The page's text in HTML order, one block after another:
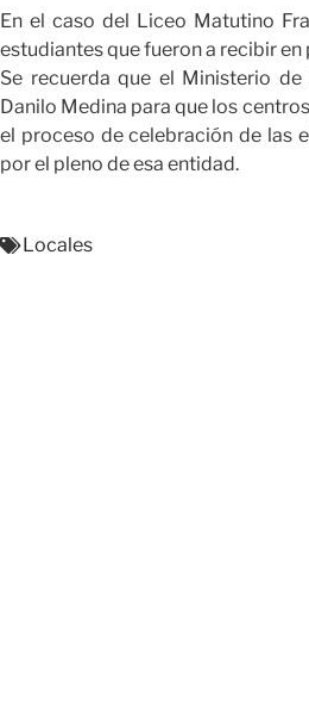
En el caso del Liceo Matutino
estudiantes que fueron a recibir en
Se recuerda que el Ministerio
Danilo Medina para que los
el proceso de celebración de las
por el pleno de esa entidad.
Locales